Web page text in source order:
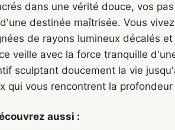
dans une vérité douce, vos
destinée maîtrisée. Vous
de rayons lumineux décalés
veille avec la force tranquille
sculptant doucement la vie
qui vous rencontrent la
aussi :